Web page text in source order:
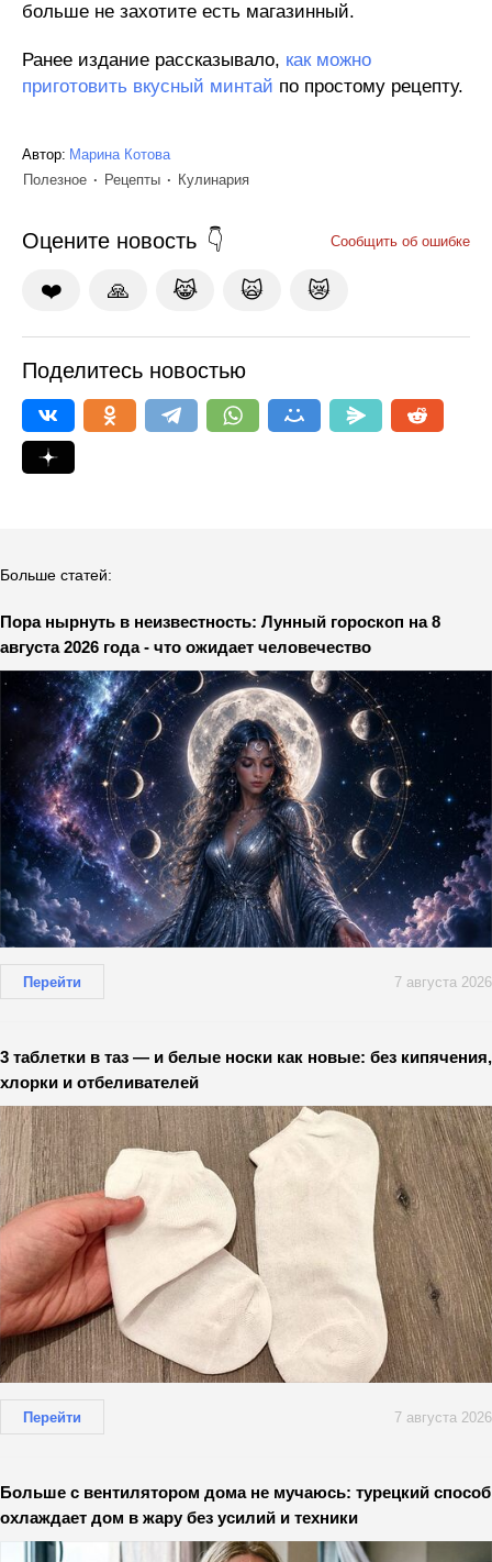
больше не захотите есть магазинный.
Ранее издание рассказывало, как можно
приготовить вкусный минтай по простому рецепту.
Автор: Марина Котова
Полезное
Рецепты Кулинария
Оцените новость Сообщить об ошибке
❤️ 🙏 😹 🙀 😿
Поделитесь новостью
Больше статей:
Пора нырнуть в неизвестность: Лунный гороскоп на 8
августа 2026 года - что ожидает человечество
Перейти 7 августа 2026
3 таблетки в таз — и белые носки как новые: без кипячения,
хлорки и отбеливателей
Перейти 7 августа 2026
Больше с вентилятором дома не мучаюсь: турецкий способ
охлаждает дом в жару без усилий и техники